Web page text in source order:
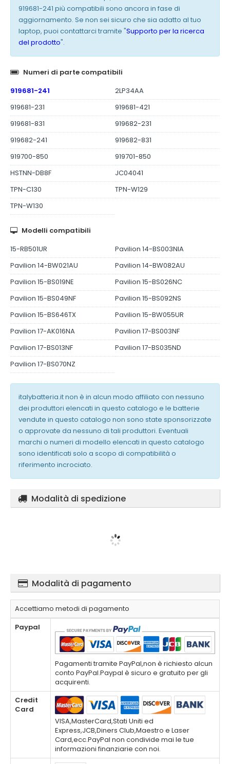
919681-241 più compatibili sono ancora in fase di
aggiornamento. Se non sei sicuro che sia adatto al tuo
laptop, puoi contattarci tramite "Supporto per la ricerca
del prodotto".
Numeri di parte compatibili
919681-241
2LP34AA
919681-231
919681-421
919681-831
919682-231
919682-241
919682-831
919700-850
919701-850
HSTNN-DB8F
JC04041
TPN-C130
TPN-W129
TPN-W130
Modelli compatibili
15-RB501UR
Pavilion 14-BS003NIA
Pavilion 14-BW021AU
Pavilion 14-BW082AU
Pavilion 15-BS019NE
Pavilion 15-BS026NC
Pavilion 15-BS049NF
Pavilion 15-BS092NS
Pavilion 15-BS646TX
Pavilion 15-BW055UR
Pavilion 17-AK016NA
Pavilion 17-BS003NF
Pavilion 17-BS013NF
Pavilion 17-BS035ND
Pavilion 17-BS070NZ
italybatteria.it non è in alcun modo affiliato con nessuno
dei produttori elencati in questo catalogo e le batterie
vendute in questo catalogo non sono state sponsorizzate
o approvate da nessuno di tali produttori. Eventuali
marchi o numeri di modello elencati in questo catalogo
sono identificati solo a scopo di compatibilità o
riferimento incrociato.
Modalità di spedizione
Modalità di pagamento
Accettiamo metodi di pagamento
Paypal
Pagamenti tramite PayPal,non è richiesto alcun
conto PayPal.Paypal è sicuro e gratuito per gli
acquirenti.
Credit
Card
VISA,MasterCard,Stati Uniti ed
Express,JCB,Diners Club,Maestro e Laser
Card,ecc.PayPal non condivide mai le tue
informazioni finanziarie con noi.